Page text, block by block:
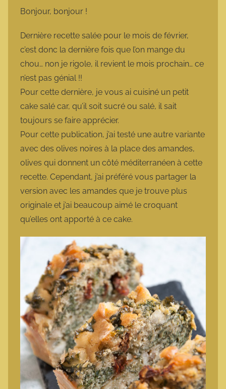
m
o
t
e
Bonjour, bonjour !
Dernière recette salée pour le mois de février,
c’est donc la dernière fois que l’on mange du
chou… non je rigole, il revient le mois prochain… ce
n’est pas génial !!
Pour cette dernière, je vous ai cuisiné un petit
cake salé car, qu’il soit sucré ou salé, il sait
toujours se faire apprécier.
Pour cette publication, j’ai testé une autre variante
avec des olives noires à la place des amandes,
olives qui donnent un côté méditerranéen à cette
recette. Cependant, j’ai préféré vous partager la
version avec les amandes que je trouve plus
originale et j’ai beaucoup aimé le croquant
qu’elles ont apporté à ce cake.